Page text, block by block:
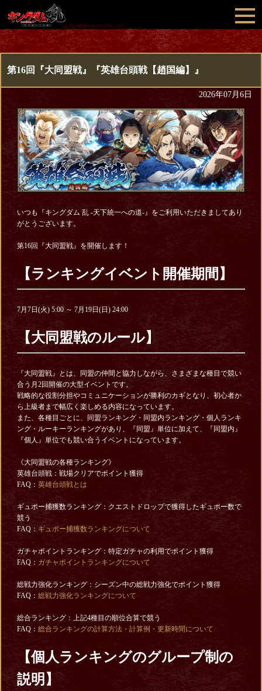
第16回『大同盟戦』『英雄台頭戦【趙国編】』
2026年07月6日
いつも『キングダム 乱 -天下統一への道-』をご利用いただきましてあり
がとうございます。
第16回『大同盟戦』を開催します！
【ランキングイベント開催期間】
7月7日(火) 5:00 ～ 7月19日(日) 24:00
【大同盟戦のルール】
『大同盟戦』とは、同盟の仲間と協力しながら、さまざまな種目で競い
合う月2回開催の大型イベントです。
戦略的な役割分担やコミュニケーションが勝利のカギとなり、初心者か
ら上級者まで幅広く楽しめる内容になっています。
また、各種目ごとに、同盟ランキング・同盟内ランキング・個人ランキ
ング・ルーキーランキングがあり、『同盟』単位に加えて、『同盟内』
『個人』単位でも競い合うイベントになっています。
《大同盟戦の各種ランキング》
英雄台頭戦：戦場クリアでポイント獲得
FAQ： 英雄台頭戦とは
ギュポー捕獲数ランキング：クエストドロップで獲得したギュポー数で
競う
FAQ： ギュポー捕獲数ランキングについて
ガチャポイントランキング：特定ガチャの利用でポイント獲得
FAQ： ガチャポイントランキングについて
総戦力強化ランキング：シーズン中の総戦力強化でポイント獲得
FAQ： 総戦力強化ランキングについて
総合ランキング：上記4種目の順位合算で競う
FAQ： 総合ランキングの計算方法・計算例・更新時間について
【個人ランキングのグループ制の
説明】